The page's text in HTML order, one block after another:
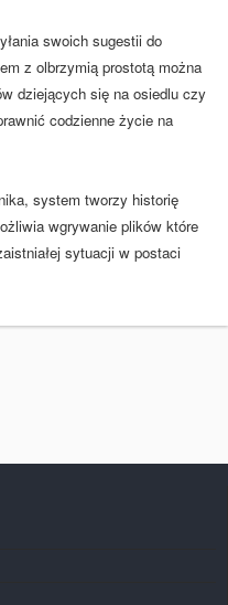
swoich sugestii do
z olbrzymią prostotą można
dziejących się na osiedlu czy
codzienne życie na
system tworzy historię
wgrywanie plików które
sytuacji w postaci